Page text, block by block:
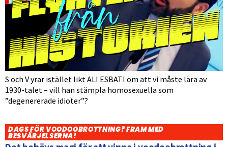
S och V yrar istället likt ALI ESBATI om att vi måste lära av
1930-talet – vill han stämpla homosexuella som
”degenererade idioter”?
DAGS FÖR VOODOOBROTTNING? FRAM MED
BESVÄRJELSERNA!